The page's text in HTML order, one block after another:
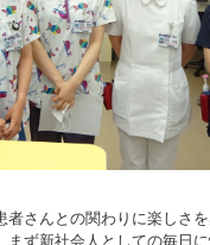
者さんとの関わりに楽しさ
ず新社会人としての毎日